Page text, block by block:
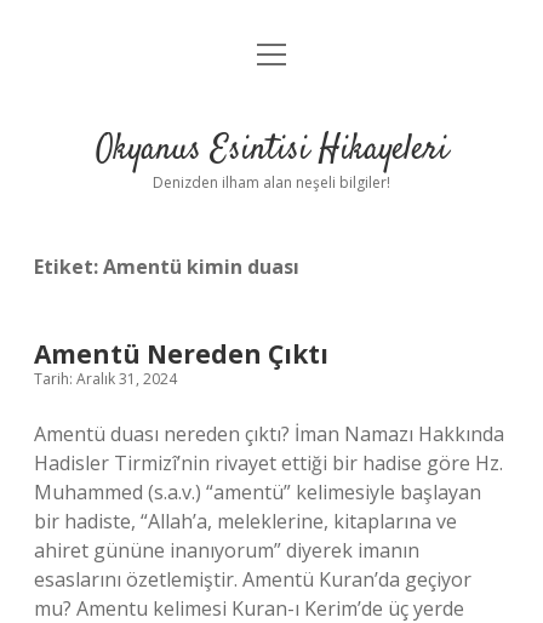
Anasayfa
Yasal Uyarı
menüyü
Okyanus Esintisi Hikayeleri
Denizden ilham alan neşeli bilgiler!
Etiket:Amentü kimin duası
Amentü Nereden Çıktı
Tarih: Aralık 31, 2024
Amentü duası nereden çıktı? İman Namazı Hakkında
Hadisler Tirmizî’nin rivayet ettiği bir hadise göre Hz.
Muhammed (s.a.v.) “amentü” kelimesiyle başlayan
bir hadiste, “Allah’a, meleklerine, kitaplarına ve
ahiret gününe inanıyorum” diyerek imanın
esaslarını özetlemiştir. Amentü Kuran’da geçiyor
mu? Amentu kelimesi Kuran-ı Kerim’de üç yerde